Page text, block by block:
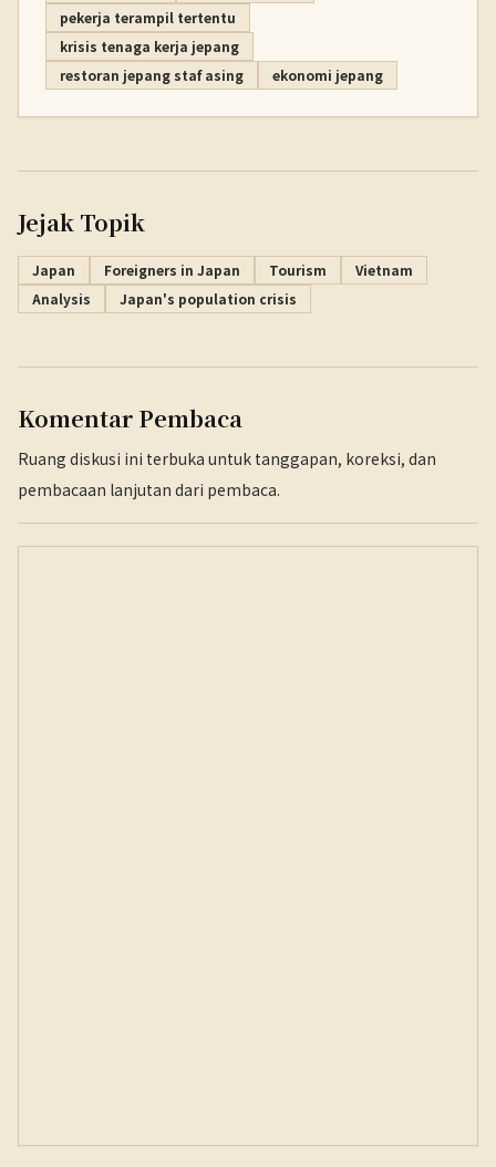
pekerja terampil tertentu
krisis tenaga kerja jepang
restoran jepang staf asing
ekonomi jepang
Jejak Topik
Japan Foreigners in Japan Tourism
Vietnam
Analysis
Japan's population crisis
Komentar Pembaca
Ruang diskusi ini terbuka untuk tanggapan, koreksi, dan
pembacaan lanjutan dari pembaca.